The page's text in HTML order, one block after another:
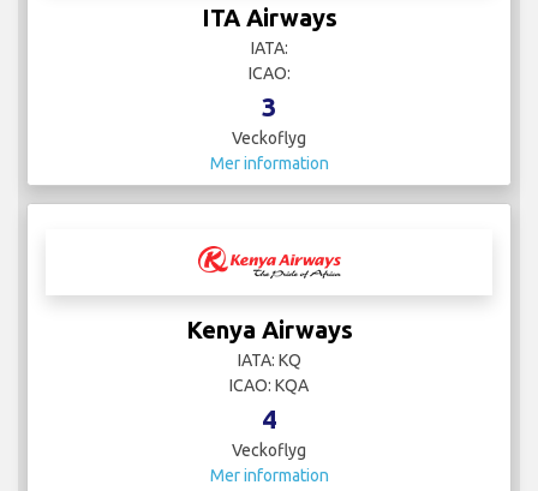
ITA Airways
IATA:
ICAO:
3
Veckoflyg
Mer information
Kenya Airways
IATA: KQ
ICAO: KQA
4
Veckoflyg
Mer information